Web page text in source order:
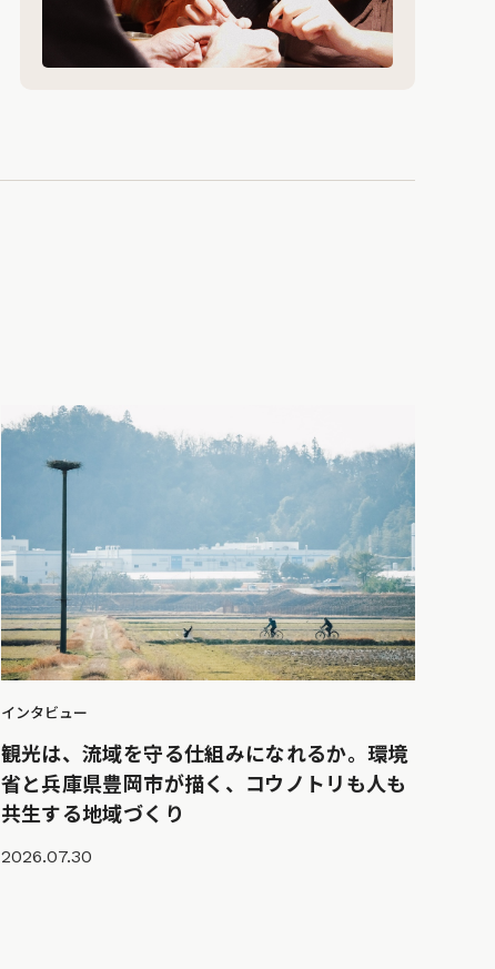
インタビュー
観光は、流域を守る仕組みになれるか。環境
省と兵庫県豊岡市が描く、コウノトリも人も
共生する地域づくり
2026.07.30